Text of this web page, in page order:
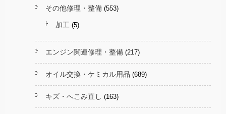
その他修理・整備 (553)
加工 (5)
エンジン関連修理・整備 (217)
オイル交換・ケミカル用品 (689)
キズ・へこみ直し (163)